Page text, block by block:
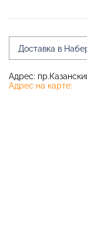
Доставка в
Адрес:
Адрес на карте: